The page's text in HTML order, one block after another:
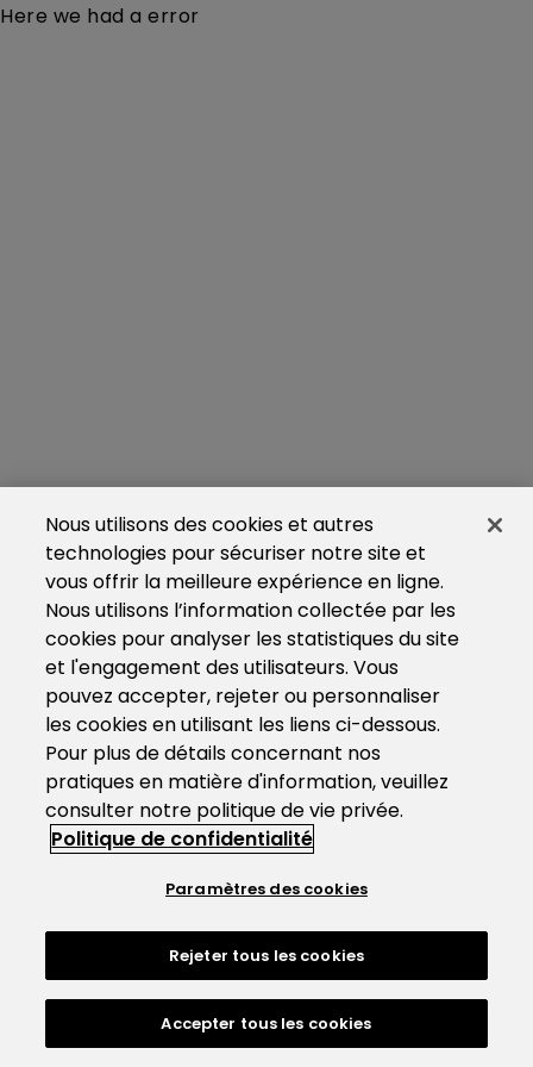
Here we had a error
Nous utilisons des cookies et autres
technologies pour sécuriser notre site et
vous offrir la meilleure expérience en ligne.
Nous utilisons l’information collectée par les
cookies pour analyser les statistiques du site
et l'engagement des utilisateurs. Vous
pouvez accepter, rejeter ou personnaliser
les cookies en utilisant les liens ci-dessous.
Pour plus de détails concernant nos
pratiques en matière d'information, veuillez
consulter notre politique de vie privée.
Politique de confidentialité
Paramètres des cookies
Rejeter tous les cookies
Accepter tous les cookies